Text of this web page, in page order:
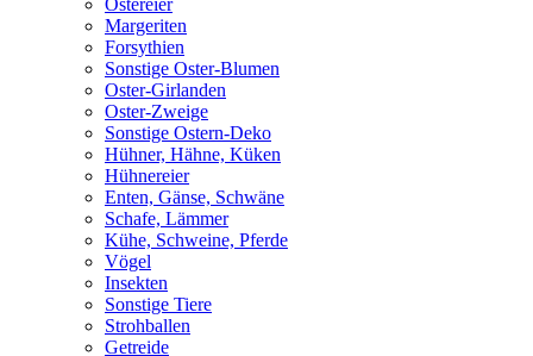
Margeriten
Forsythien
Sonstige Oster-Blumen
Oster-Girlanden
Oster-Zweige
Sonstige Ostern-Deko
Hühner, Hähne, Küken
Hühnereier
Enten, Gänse, Schwäne
Schafe, Lämmer
Kühe, Schweine, Pferde
Vögel
Insekten
Sonstige Tiere
Strohballen
Getreide